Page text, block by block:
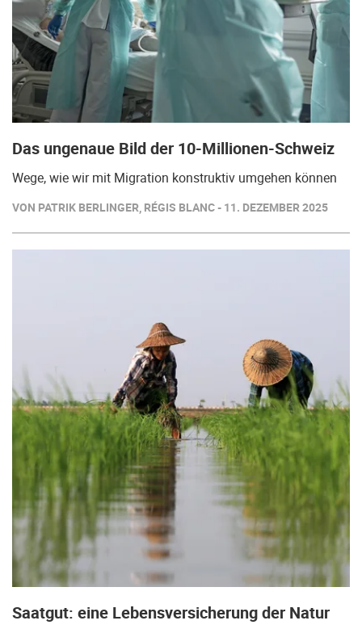
Das ungenaue Bild der 10-Millionen-Schweiz
Wege, wie wir mit Migration konstruktiv umgehen können
VON PATRIK BERLINGER, RÉGIS BLANC - 11. DEZEMBER 2025
Saatgut: eine Lebensversicherung der Natur